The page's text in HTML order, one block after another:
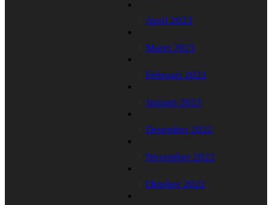
April 2023
Maret 2023
Februari 2023
Januari 2023
Desember 2022
November 2022
Oktober 2022